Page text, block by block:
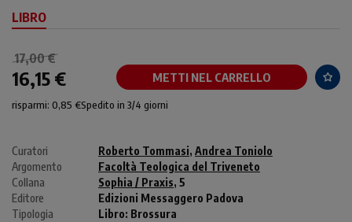
LIBRO
17,00 €
16,15 € METTI NEL CARRELLO
risparmi: 0,85 €Spedito in 3/4 giorni
Curatori Roberto Tommasi, Andrea Toniolo
Argomento
Facoltà Teologica del Triveneto
Collana
Sophia / Praxis, 5
Editore
Edizioni Messaggero Padova
Tipologia
Libro: Brossura